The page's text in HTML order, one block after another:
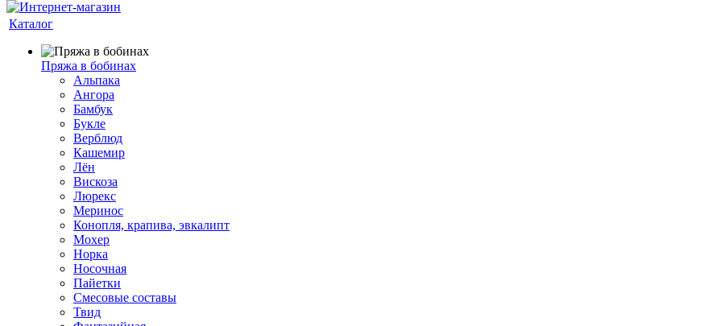
Каталог
Пряжа в бобинах
Альпака
Ангора
Бамбук
Букле
Верблюд
Кашемир
Лён
Вискоза
Люрекс
Меринос
Конопля, крапива, эвкалипт
Мохер
Норка
Носочная
Пайетки
Смесовые составы
Твид